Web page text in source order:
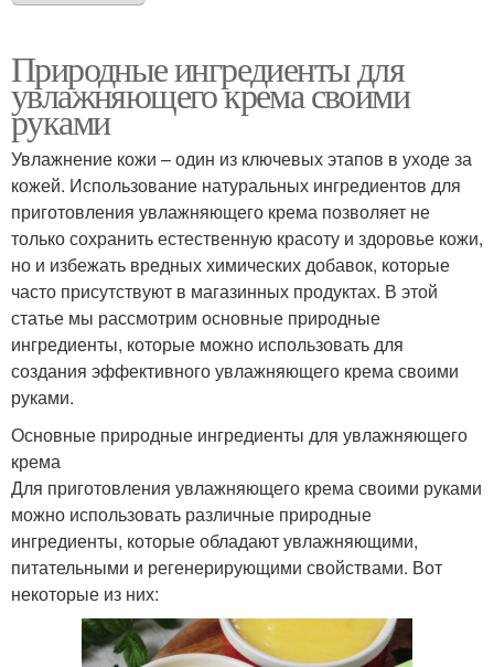
Природные ингредиенты для
увлажняющего крема своими
руками
Увлажнение кожи – один из ключевых этапов в уходе за
кожей. Использование натуральных ингредиентов для
приготовления увлажняющего крема позволяет не
только сохранить естественную красоту и здоровье кожи,
но и избежать вредных химических добавок, которые
часто присутствуют в магазинных продуктах. В этой
статье мы рассмотрим основные природные
ингредиенты, которые можно использовать для
создания эффективного увлажняющего крема своими
руками.
Основные природные ингредиенты для увлажняющего
крема
Для приготовления увлажняющего крема своими руками
можно использовать различные природные
ингредиенты, которые обладают увлажняющими,
питательными и регенерирующими свойствами. Вот
некоторые из них: